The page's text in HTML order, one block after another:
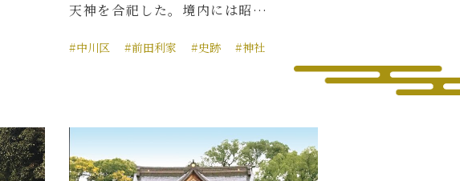
天神を合祀した。境内には昭…
#中川区 #前田利家 #史跡 #神社